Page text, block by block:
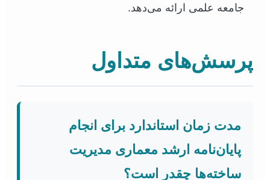
جامعه علمی ارائه می‌دهد.
پرسش‌های متداول
مدت زمان استاندارد برای انجام
پایان‌نامه ارشد معماری مدیریت
ساخته‌ها چقدر است؟